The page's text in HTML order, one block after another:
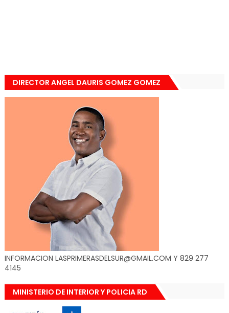
DIRECTOR ANGEL DAURIS GOMEZ GOMEZ
INFORMACION LASPRIMERASDELSUR@GMAIL.COM Y 829 277
4145
MINISTERIO DE INTERIOR Y POLICIA RD